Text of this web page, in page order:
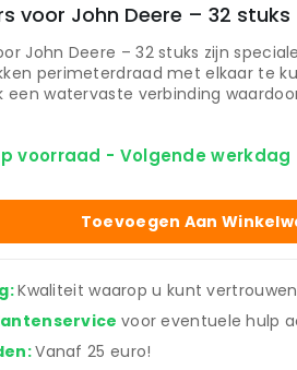
voor John Deere – 32 stuks
John Deere – 32 stuks zijn
perimeterdraad met elkaar te
een watervaste verbinding
voorraad - Volgende
Toevoegen Aan
Kwaliteit waarop u kunt
voor eventuele hulp
Vanaf 25 euro!